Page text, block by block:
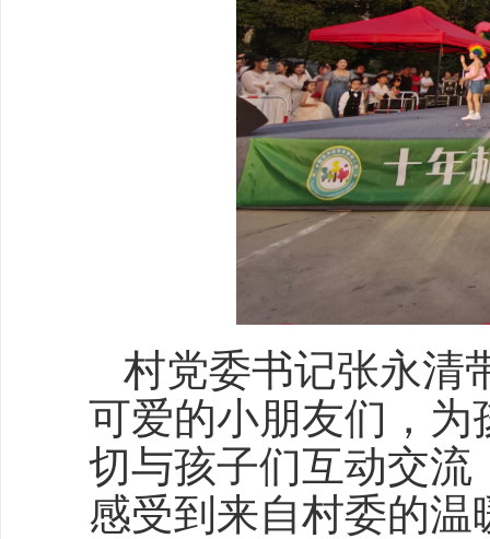
村党委书记张永清
可爱的小朋友们，
切与孩子们互动交
感受到来自村委的温